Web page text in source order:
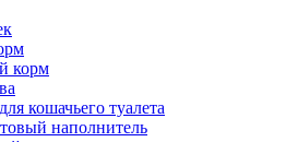
корм
кошачьего туалета
наполнитель